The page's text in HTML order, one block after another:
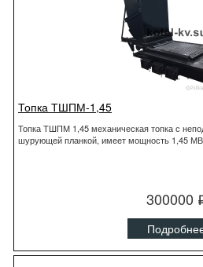
Топка ТШПМ-1,45
Топка ТШПМ 1,45 механическая топка с
шурующей планкой, имеет мощность 1,45
300000